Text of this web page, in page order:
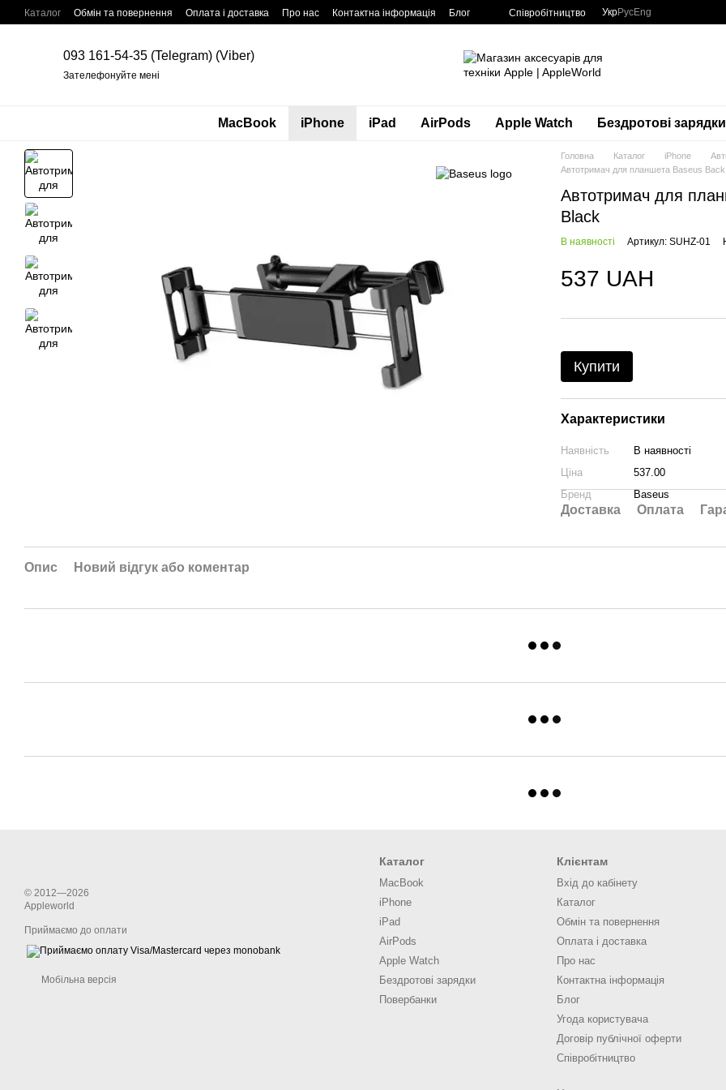
Перейти до основного контенту
Каталог Обмін та повернення Оплата і доставка Про нас Контактна інформація Блог Співробітництво УкрРусEng
093 161-54-35 (Telegram) (Viber)
Зателефонуйте мені
MacBook iPhone iPad AirPods Apple Watch Бездротові зарядки
Головна Каталог iPhone
Автотримач для планшета Baseus
Автотримач для
Black
В наявності Артикул: SUHZ-01
537 UAH
Купити
Характеристики
Наявність
В наявності
Ціна
537.00
Бренд
Baseus
Доставка Оплата
Опис Новий відгук або коментар
© 2012—2026
Appleworld
Приймаємо до оплати
Мобільна версія
Каталог
MacBook
iPhone
iPad
AirPods
Apple Watch
Бездротові зарядки
Повербанки
Клієнтам
Вхід до кабінету
Каталог
Обмін та повернення
Оплата і доставка
Про нас
Контактна інформація
Блог
Угода користувача
Договір публічної оферти
Співробітництво